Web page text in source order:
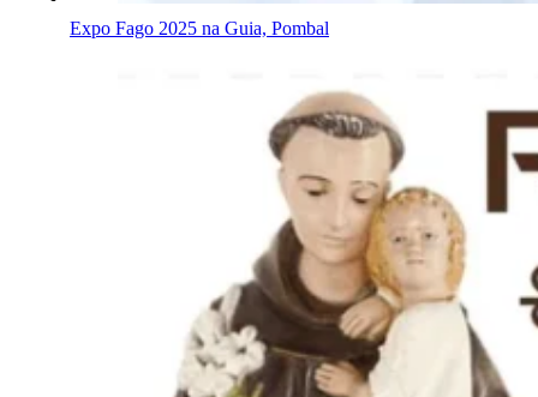
Expo Fago 2025 na Guia, Pombal